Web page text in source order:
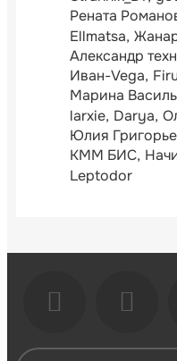
Рената
Ellmatsa
Александр
Иван-Vega
Марина
larxie Darya
Юлия
КММ БИС
Leptodor